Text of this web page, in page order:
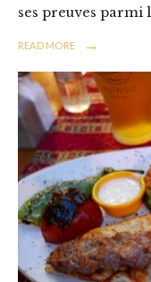
ses preuves parmi
READ MORE →